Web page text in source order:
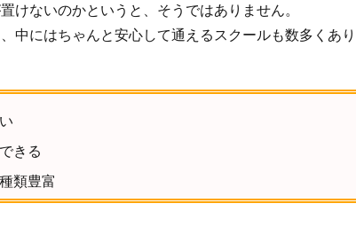
けないのかというと、そうではありません。
中にはちゃんと安心して通えるスクールも数多くあり
きる
類豊富